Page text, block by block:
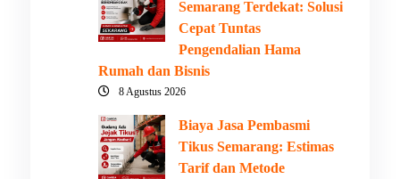
Semarang Terdekat: Solusi
Cepat Tuntas
Pengendalian Hama
Rumah dan Bisnis
8 Agustus 2026
Biaya Jasa Pembasmi
Tikus Semarang: Estimas
Tarif dan Metode